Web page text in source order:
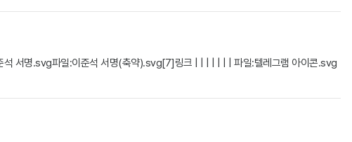
석 서명.svg파일:이준석 서명(축약).svg[7]링크 | | | | | | | 파일:텔레그램 아이콘.svg